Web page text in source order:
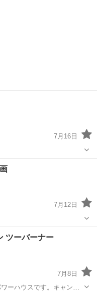
7月16日
絨毯
7月12日
ツーバーナー
7月8日
ーハウスです。キャンプ